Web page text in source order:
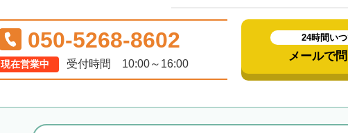
050-5268-8602
現在営業中 受付時間 10:00～16:00
24時間い
メールで